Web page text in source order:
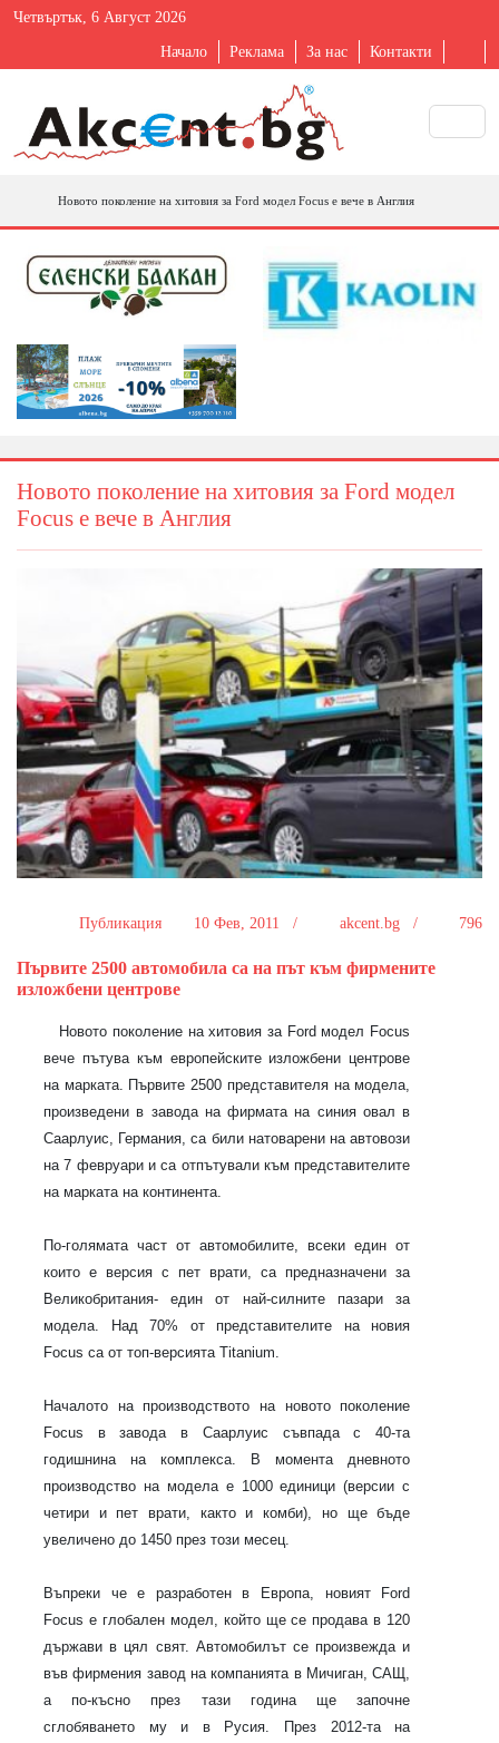
Четвъртък, 6 Август 2026
Начало Реклама За нас Контакти
Новото поколение на хитовия за Ford модел Focus e вече в Англия
Новото поколение на хитовия за Ford модел
Focus e вече в Англия
Публикация 10 Фев, 2011 / akcent.bg / 796
Първите 2500 автомобила са на път към фирмените
изложбени центрове
Новото поколение на хитовия за Ford модел Focus
вече пътува към европейските изложбени центрове
на марката. Първите 2500 представителя на модела,
произведени в завода на фирмата на синия овал в
Саарлуис, Германия, са били натоварени на автовози
на 7 февруари и са отпътували към представителите
на марката на континента.
По-голямата част от автомобилите, всеки един от
които е версия с пет врати, са предназначени за
Великобритания- един от най-силните пазари за
модела. Над 70% от представителите на новия
Focus са от топ-версията Titanium.
Началото на производството на новото поколение
Focus в завода в Саарлуис съвпада с 40-та
годишнина на комплекса. В момента дневното
производство на модела е 1000 единици (версии с
четири и пет врати, както и комби), но ще бъде
увеличено до 1450 през този месец.
Въпреки че е разработен в Европа, новият Ford
Focus е глобален модел, който ще се продава в 120
държави в цял свят. Автомобилът се произвежда и
във фирмения завод на компанията в Мичиган, САЩ,
а по-късно през тази година ще започне
сглобяването му и в Русия. През 2012-та на